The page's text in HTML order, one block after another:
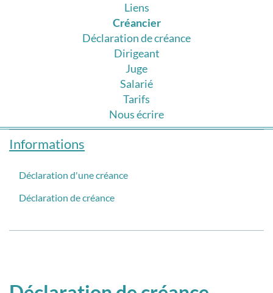
Liens
Créancier
Déclaration de créance
Dirigeant
Juge
Salarié
Tarifs
Nous écrire
Informations
Déclaration d'une créance
Déclaration de créance